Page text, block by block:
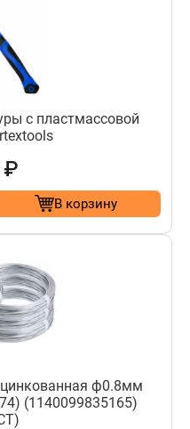
с пластмассовой
₽
В корзину
ф0.8мм
(1140099835165)